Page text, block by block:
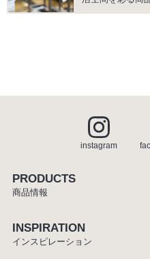
instagram
PRODUCTS
商品情報
INSPIRATION
インスピレーション